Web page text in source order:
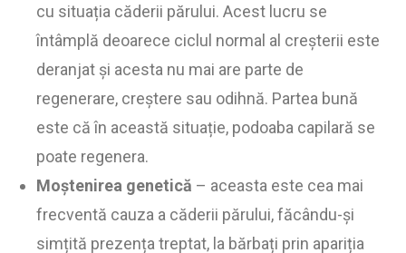
cu situația căderii părului. Acest lucru se
întâmplă deoarece ciclul normal al creșterii este
deranjat și acesta nu mai are parte de
regenerare, creștere sau odihnă. Partea bună
este că în această situație, podoaba capilară se
poate regenera.
Moștenirea genetică – aceasta este cea mai
frecventă cauza a căderii părului, făcându-și
simțită prezența treptat, la bărbați prin apariția